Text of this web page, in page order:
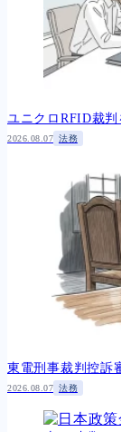
ユニクロRFID裁
2026.08.07 法務
東電刑事裁判控訴
2026.08.07 法務